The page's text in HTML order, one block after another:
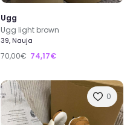
Ugg
Ugg light brown
39, Nauja
70,00€ 74,17€
0